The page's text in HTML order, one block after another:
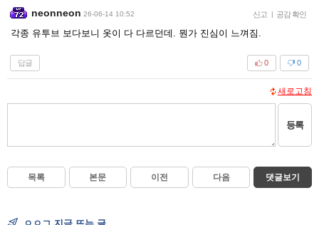
neonneon 26-06-14 10:52 신고 | 공감 확인
각종 유투브 보다보니 옷이 다 다르던데. 뭔가 진심이 느껴짐.
답글 0
0
새로고침
등록
목록 본문 이전 다음 댓글보기